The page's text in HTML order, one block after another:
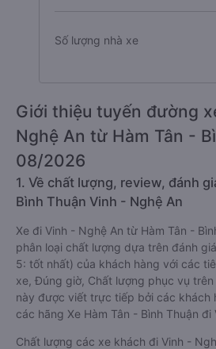
Số lượng nhà xe
Giới thiệu tuyến đường
Nghệ An từ Hàm Tân -
08/2026
1. Về chất lượng, review, đánh
Bình Thuận Vinh - Nghệ An
Xe đi Vinh - Nghệ An từ Hàm Tân -
phân loại chất lượng dựa trên đánh
5: tốt nhất) của khách hàng với các
xe, Đúng giờ, Chất lượng phục vụ trên
này được viết trực tiếp bởi các khách
các hãng Xe Hàm Tân - Bình Thuận đi
Chất lượng các xe khách đi Vinh -